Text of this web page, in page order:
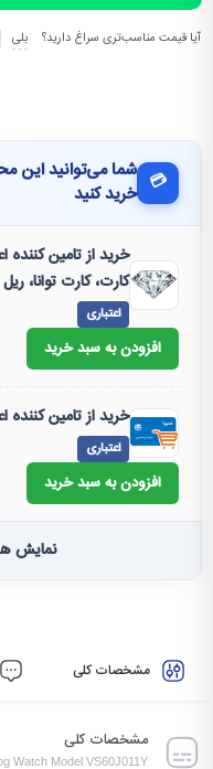
آیا قیمت مناسب‌تری سراغ دارید؟ بلی
💳 شما می‌توانید این
خرید کنید
خرید از تامین کننده
کارت، کارت توانا،
اعتباری
افزودن به سبد خرید
خرید از تامین کننده
اعتباری
افزودن به سبد خرید
نمایش
مشخصات کلی
مشخصات کلی
Watch Model VS60J011Y